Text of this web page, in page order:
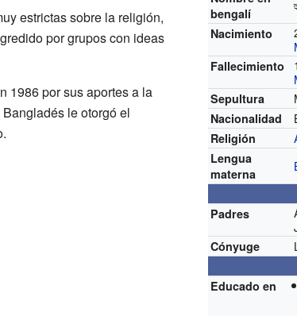
bengalí
Nacimiento
Fallecimiento
Sepultura
Nacionalidad
Religión
Lengua
materna
Padres
Cónyuge
Educado en
estrictas sobre la religión,
por grupos con ideas
1986 por sus aportes a la
le otorgó el